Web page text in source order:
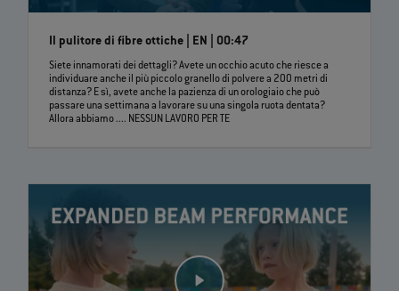
Il pulitore di fibre ottiche | EN | 00:47
Siete innamorati dei dettagli? Avete un occhio acuto che riesce a
individuare anche il più piccolo granello di polvere a 200 metri di
distanza? E sì, avete anche la pazienza di un orologiaio che può
passare una settimana a lavorare su una singola ruota dentata?
Allora abbiamo .... NESSUN LAVORO PER TE